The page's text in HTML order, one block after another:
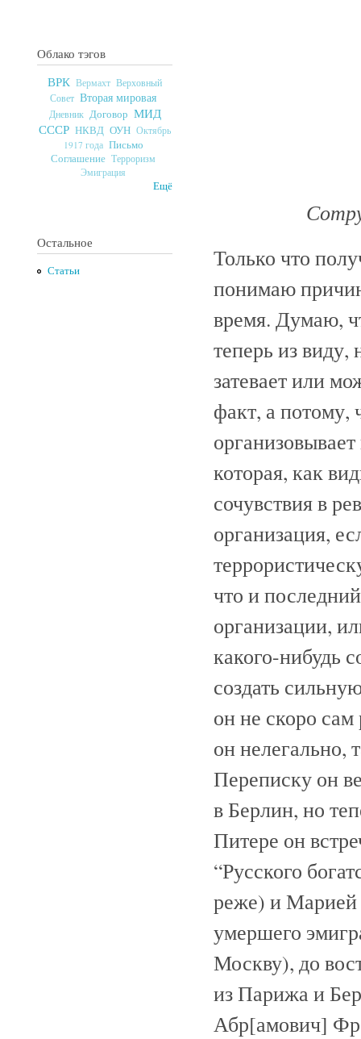
Облако тэгов
ВРК Вермахт Верховный
Совет Вторая мировая
Дневник Договор МИД
СССР НКВД ОУН Октябрь
1917 года Письмо
Соглашение Терроризм
Эмиграция
Ещё
Остальное
Статьи
Только что
понимаю
время. Думаю,
теперь из виду,
затевает или
факт, а потому,
которая, как
сочувствия в
организация,
что и
организации,
какого-нибудь
создать
он не скоро
он нелегально,
Переписку он
в Берлин, но
Питере он
“Русского
реже) и
умершего
Москву), до
из Парижа и
Абр[амович]